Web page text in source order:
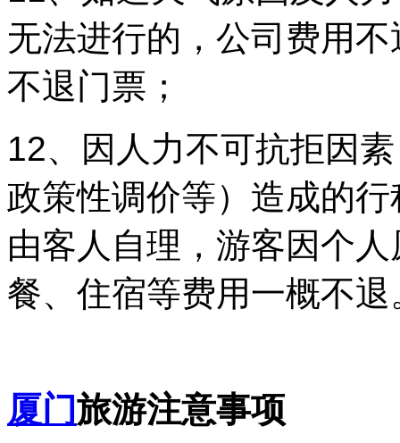
无法进行的，公司费用
不退门票；
12、因人力不可抗拒因
政策性调价等）造成的
由客人自理，游客因个
餐、住宿等费用一概不退
厦门旅游注意事项